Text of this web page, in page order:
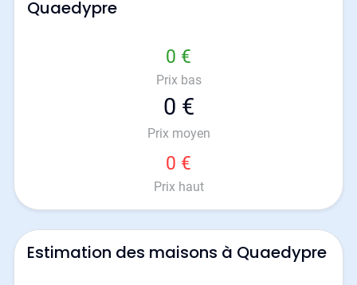
Quaedypre
0 €
Prix bas
0 €
Prix moyen
0 €
Prix haut
Estimation des maisons à Quaedypre